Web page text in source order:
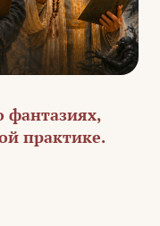
фантазиях,
практике.